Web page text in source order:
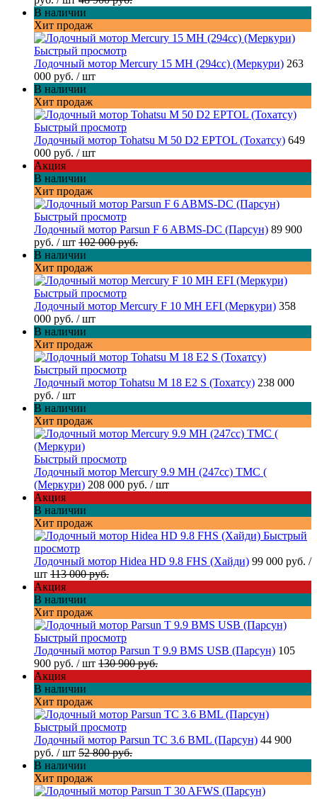
В наличии
Хит продаж
Быстрый просмотр
Лодочный мотор Mercury 15 MH (294cc) (Меркури) 263
000 руб. / шт
В наличии
Хит продаж
Быстрый просмотр
Лодочный мотор Tohatsu M 50 D2 EPTOL (Тохатсу) 649
000 руб. / шт
Акция
В наличии
Хит продаж
Быстрый просмотр
Лодочный мотор Parsun F 6 ABMS-DC (Парсун) 89 900
руб. / шт 102 000 руб.
В наличии
Хит продаж
Быстрый просмотр
Лодочный мотор Mercury F 10 MH EFI (Меркури) 358
000 руб. / шт
В наличии
Хит продаж
Быстрый просмотр
Лодочный мотор Tohatsu M 18 E2 S (Тохатсу) 238 000
руб. / шт
В наличии
Хит продаж
Быстрый просмотр
Лодочный мотор Mercury 9.9 МН (247cc) TMC (
(Меркури) 208 000 руб. / шт
Акция
В наличии
Хит продаж
Быстрый
просмотр
Лодочный мотор Hidea HD 9.8 FHS (Хайди) 99 000 руб. /
шт 113 000 руб.
Акция
В наличии
Хит продаж
Быстрый просмотр
Лодочный мотор Parsun T 9.9 BMS USB (Парсун) 105
900 руб. / шт 130 900 руб.
Акция
В наличии
Хит продаж
Быстрый просмотр
Лодочный мотор Parsun TC 3.6 BML (Парсун) 44 900
руб. / шт 52 800 руб.
В наличии
Хит продаж